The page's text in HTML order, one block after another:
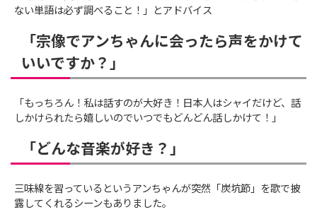
ない単語は必ず調べること！」とアドバイス
「宗像でアンちゃんに会ったら声をかけて
いいですか？」
「もっちろん！私は話すのが大好き！日本人はシャイだけど、話
しかけられたら嬉しいのでいつでもどんどん話しかけて！」
「どんな音楽が好き？」
三味線を習っているというアンちゃんが突然「炭坑節」を歌で披
露してくれるシーンもありました。